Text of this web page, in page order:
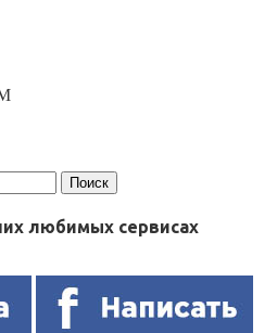
любимых сервисах